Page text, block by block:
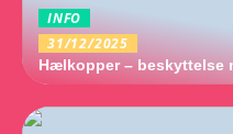
INFO
31/12/2025
Hælkopper – beskyttelse